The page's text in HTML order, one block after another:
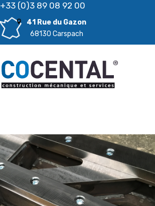
+33 (0)3 89 08 92 00
41 Rue du Gazon
68130 Carspach